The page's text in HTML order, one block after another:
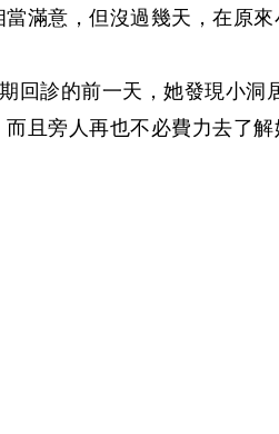
滿意，但沒過幾天，在原
診的前一天，她發現小洞
且旁人再也不必費力去了解